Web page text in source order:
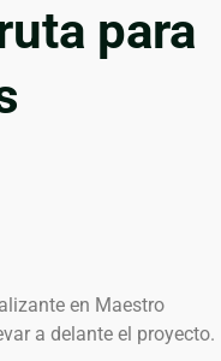
para
en Maestro
a delante el proyecto.